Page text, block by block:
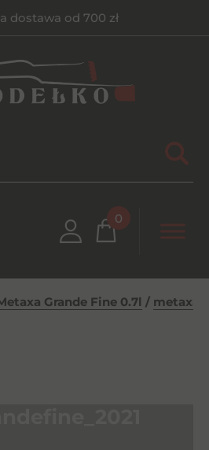
dostawa od 700 zł
0
Grande Fine 0.7l /